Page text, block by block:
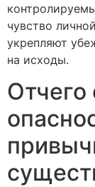
чувство
укрепляют
на исходы.